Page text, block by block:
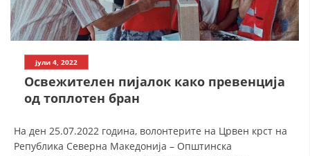
ИСТОРИЈАТ НА ЦКРМ
СТРУКТУРА И ОРГАНИЗАЦИОНА ПОСТАВЕНОСТ – ОПШТИНСКА
ОРГАНИЗАЦИЈА КУМАНОВО
КОНТАКТ ИНФОРМАЦИИ
јули 4, 2022
Освежителен пијалок како превенција
од топлотен бран
На ден 25.07.2022 година, волонтерите на Црвен крст на
Република Северна Македонија – Општинска